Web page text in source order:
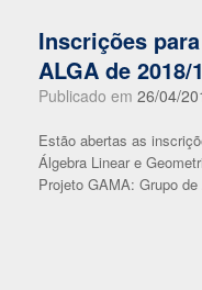
Inscrições
ALGA de 2018/1
Publicado em 26/04/
Estão abertas as
Álgebra Linear e
Projeto GAMA: Grupo